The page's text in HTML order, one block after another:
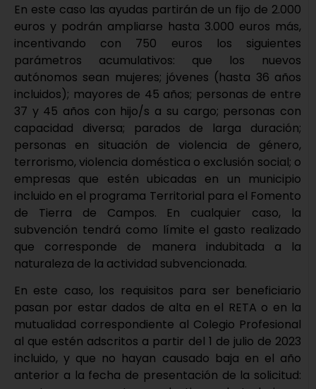
En este caso las ayudas partirán de un fijo de 2.000
euros y podrán ampliarse hasta 3.000 euros más,
incentivando con 750 euros los siguientes
parámetros acumulativos: que los nuevos
autónomos sean mujeres; jóvenes (hasta 36 años
incluidos); mayores de 45 años; personas de entre
37 y 45 años con hijo/s a su cargo; personas con
capacidad diversa; parados de larga duración;
personas en situación de violencia de género,
terrorismo, violencia doméstica o exclusión social; o
empresas que estén ubicadas en un municipio
incluido en el programa Territorial para el Fomento
de Tierra de Campos. En cualquier caso, la
subvención tendrá como límite el gasto realizado
que corresponde de manera indubitada a la
naturaleza de la actividad subvencionada.
En este caso, los requisitos para ser beneficiario
pasan por estar dados de alta en el RETA o en la
mutualidad correspondiente al Colegio Profesional
al que estén adscritos a partir del 1 de julio de 2023
incluido, y que no hayan causado baja en el año
anterior a la fecha de presentación de la solicitud: